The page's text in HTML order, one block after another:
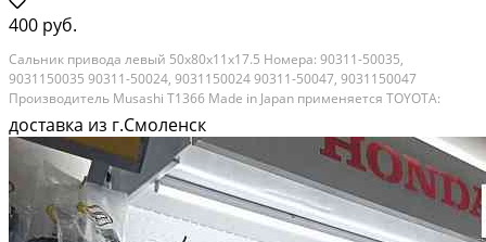
400 руб.
Сальник привода левый 50х80х11x17.5 Номера: 90311-50035,
9031150035 90311-50024, 9031150024 90311-50047, 9031150047
Производитель Musashi T1366 Made in Japan применяется TOYOTA:
AVENSIS CAMRY/VISTA/AURION COROLLA COROLLA ALTIS COROLLA MATRIX
PREVIA/TARAGO RAV4 VANGUARD SCION TC SCION XB SOLARA...
доставка из г.Смоленск